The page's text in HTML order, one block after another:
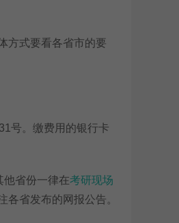
式要看各省市的要
号。缴费用的银行卡
省份一律在考研现场
省发布的网报公告。